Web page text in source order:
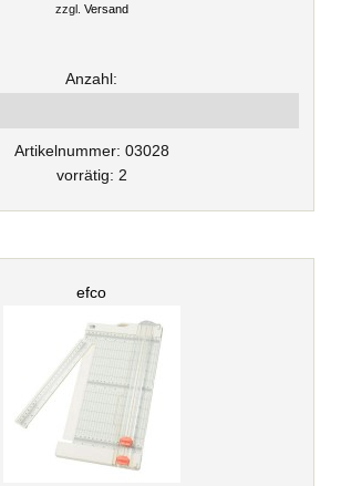
zzgl. Versand
Artikelnummer: 03028
vorrätig: 2
efco